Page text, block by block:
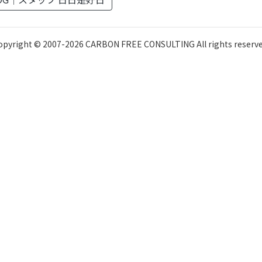
© 2007-2026 CARBON FREE CONSULTING All rights